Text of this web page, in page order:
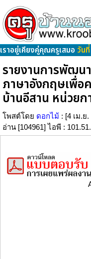
เราอยู่เคียงคู่คุณครูเสมอ วัน
รายงานการพัฒน
ภาษาอังกฤษเพื่อ
บ้านอีสาน หน่วยก
โพสต์โดย ดอกไม้ : [4 เม.ย.
อ่าน [104961] ไอพี :